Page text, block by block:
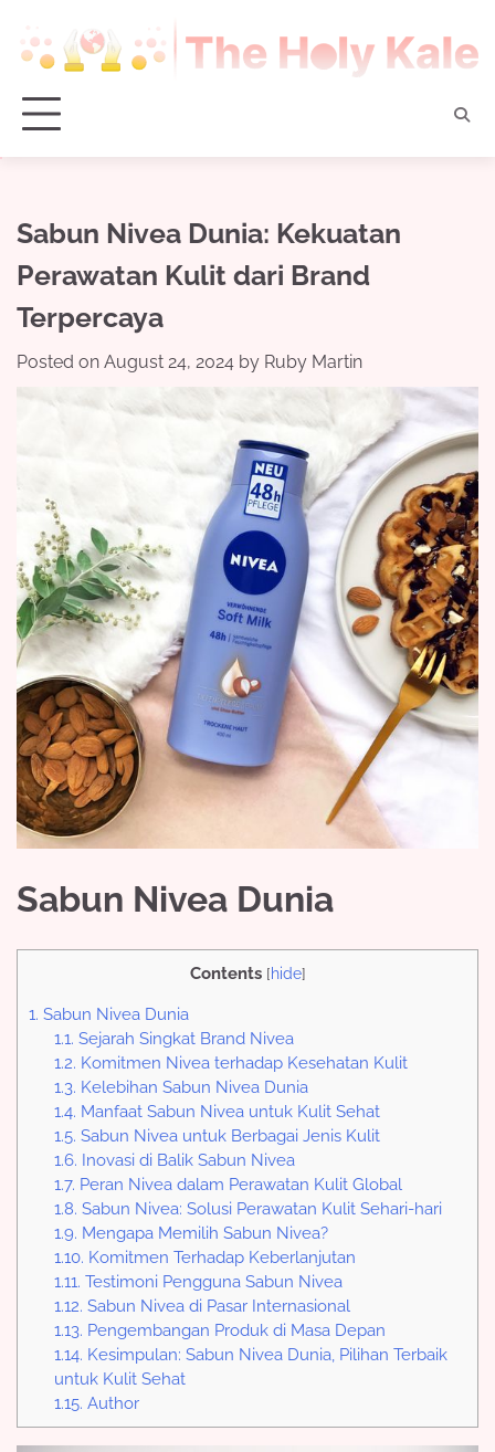
content
Sabun Nivea Dunia: Kekuatan
Perawatan Kulit dari Brand
Terpercaya
Posted on August 24, 2024 by Ruby Martin
Sabun Nivea Dunia
Contents [hide]
1. Sabun Nivea Dunia
1.1. Sejarah Singkat Brand Nivea
1.2. Komitmen Nivea terhadap Kesehatan Kulit
1.3. Kelebihan Sabun Nivea Dunia
1.4. Manfaat Sabun Nivea untuk Kulit Sehat
1.5. Sabun Nivea untuk Berbagai Jenis Kulit
1.6. Inovasi di Balik Sabun Nivea
1.7. Peran Nivea dalam Perawatan Kulit Global
1.8. Sabun Nivea: Solusi Perawatan Kulit Sehari-hari
1.9. Mengapa Memilih Sabun Nivea?
1.10. Komitmen Terhadap Keberlanjutan
1.11. Testimoni Pengguna Sabun Nivea
1.12. Sabun Nivea di Pasar Internasional
1.13. Pengembangan Produk di Masa Depan
1.14. Kesimpulan: Sabun Nivea Dunia, Pilihan Terbaik
untuk Kulit Sehat
1.15. Author